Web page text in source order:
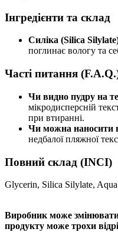
Інгредієнти та склад
Силіка (Silica
поглинає вологу та
Часті питання
Чи видно пудру на
мікродисперсній
при втиранні.
Чи можна наносити
недбалої пляжної
Повний склад (INCI)
Glycerin, Silica Silylate,
Виробник може
продукту може трохи